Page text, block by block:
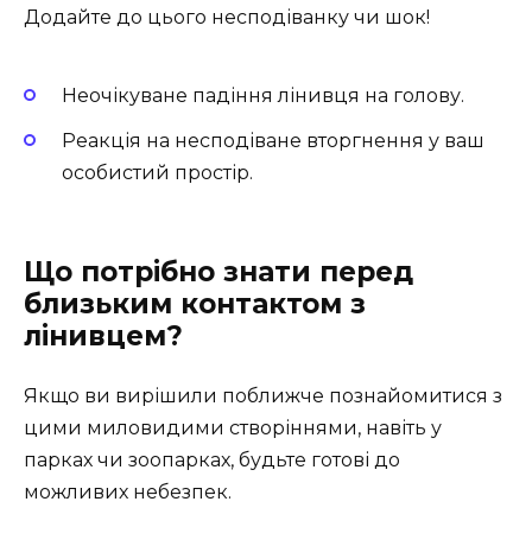
Додайте до цього несподіванку чи шок!
Неочікуване падіння лінивця на голову.
Реакція на несподіване вторгнення у ваш
особистий простір.
Що потрібно знати перед
близьким контактом з
лінивцем?
Якщо ви вирішили поближче познайомитися з
цими миловидими створіннями, навіть у
парках чи зоопарках, будьте готові до
можливих небезпек.